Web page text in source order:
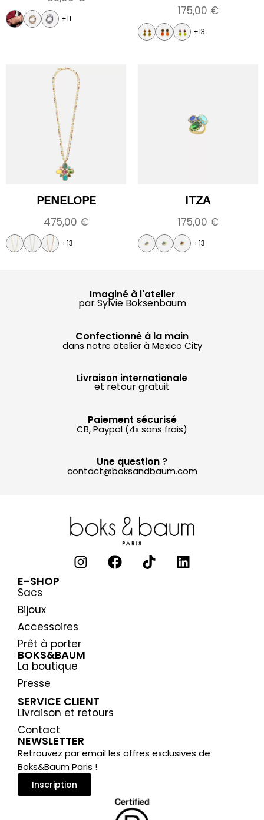
+11
175,00 €
+13
PENELOPE
475,00 €
+13
ITZA
175,00 €
+13
Imaginé à l'atelier
par Sylvie Boksenbaum
Confectionné à la main
dans notre atelier à Mexico City
Une question ?
contact@boksandbaum.com
Livraison internationale
et retour gratuit
Paiement sécurisé
CB, Paypal (4x sans frais)
E-SHOP
Sacs
Bijoux
Accessoires
Prêt à porter
BOKS&BAUM
La boutique
Presse
SERVICE CLIENT
Livraison et retours
Contact
NEWSLETTER
Retrouvez par email les offres exclusives de
Boks&Baum Paris !
Inscription